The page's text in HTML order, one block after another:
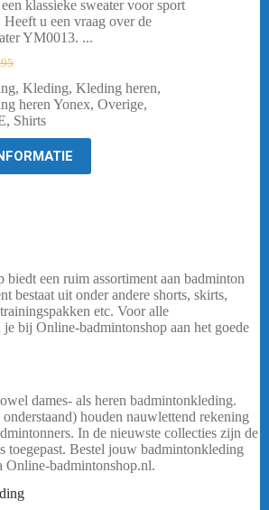
klassieke sweater voor sport
u een vraag over de
YM0013. ...
, Kleding, Kleding heren,
heren Yonex, Overige,
, Shirts
biedt een ruim assortiment aan badminton
bestaat uit onder andere shorts, skirts,
etc. Voor alle
bij Online-badmintonshop aan het goede
dames- als heren badmintonkleding.
houden nauwlettend rekening
In de nieuwste collecties zijn de
toegepast. Bestel jouw badmintonkleding
badmintonshop.nl.